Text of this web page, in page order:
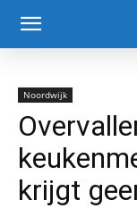
Noordwijk
krijgt